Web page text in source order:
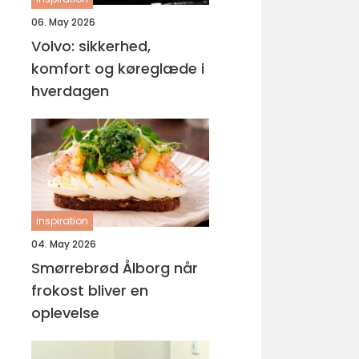
06. May 2026
Volvo: sikkerhed,
komfort og køreglæde i
hverdagen
inspiration
04. May 2026
Smørrebrød Ålborg når
frokost bliver en
oplevelse